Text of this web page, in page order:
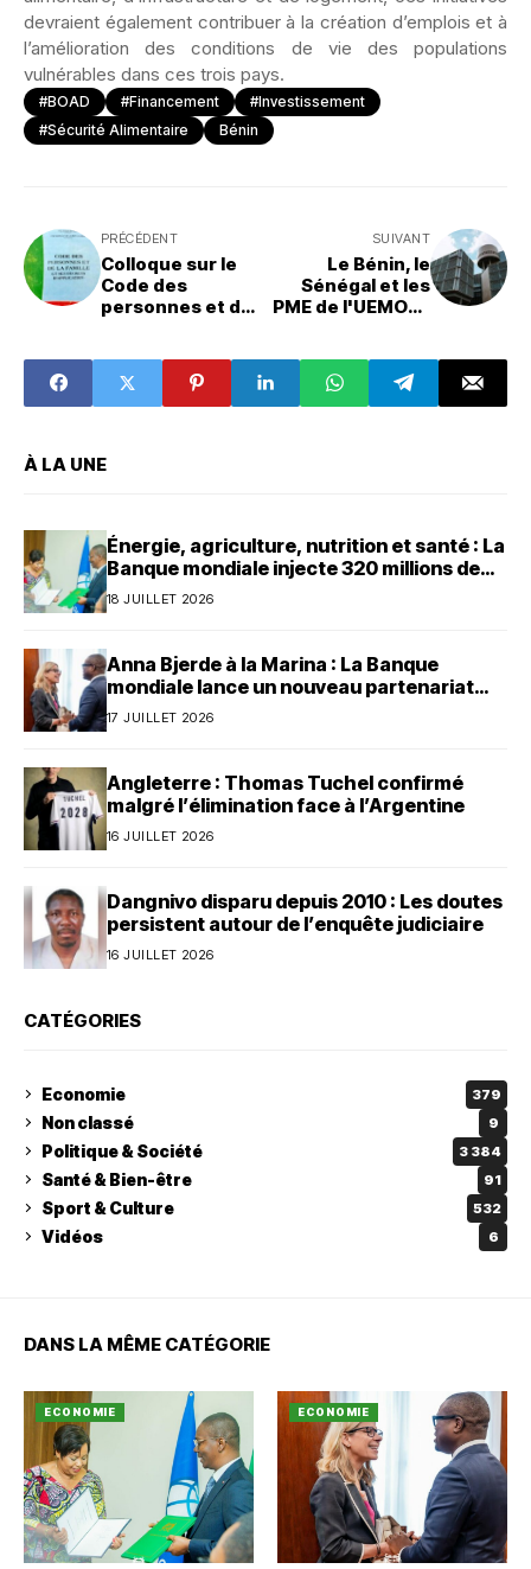
devraient également contribuer à la création d’emplois et à
l’amélioration des conditions de vie des populations
vulnérables dans ces trois pays.
#BOAD #Financement
#Investissement
#Sécurité Alimentaire
Bénin
PRÉCÉDENT
Colloque sur le
Code des
personnes et de
adaptée aux
réalités actuelles
SUIVANT
Le Bénin, le
Sénégal et les
PME de l'UEMOA :
FCFA pour
booster la
croissance
À LA UNE
Énergie, agriculture, nutrition et santé : La
Banque mondiale injecte 320 millions de
dollars au Bénin
18 JUILLET 2026
Anna Bjerde à la Marina : La Banque
mondiale lance un nouveau partenariat
avec le Bénin
17 JUILLET 2026
Angleterre : Thomas Tuchel confirmé
malgré l’élimination face à l’Argentine
16 JUILLET 2026
Dangnivo disparu depuis 2010 : Les doutes
persistent autour de l’enquête judiciaire
16 JUILLET 2026
CATÉGORIES
Economie 379
Non classé 9
Politique & Société 3 384
Santé & Bien-être 91
Sport & Culture 532
Vidéos 6
DANS LA MÊME CATÉGORIE
ECONOMIE ECONOMIE